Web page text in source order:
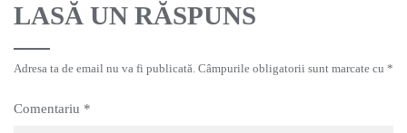
LASĂ UN RĂSPUNS
Adresa ta de email nu va fi publicată. Câmpurile obligatorii sunt marcate cu *
Comentariu *